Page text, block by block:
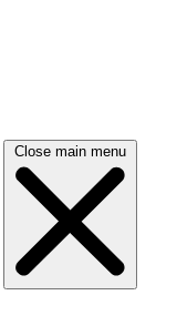
Close main menu